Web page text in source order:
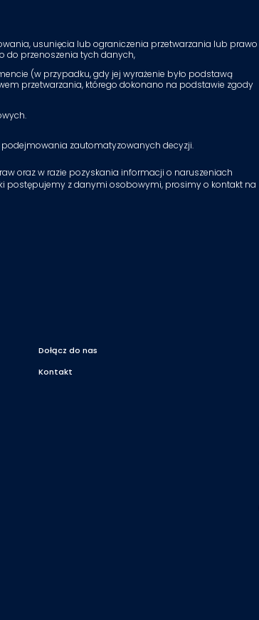
usunięcia lub ograniczenia przetwarzania lub prawo
do przenoszenia tych danych,
(w przypadku, gdy jej wyrażenie było podstawą
przetwarzania, którego dokonano na podstawie zgody
zautomatyzowanych decyzji.
oraz w razie pozyskania informacji o naruszeniach
postępujemy z danymi osobowymi, prosimy o kontakt na
Dołącz do nas
Kontakt